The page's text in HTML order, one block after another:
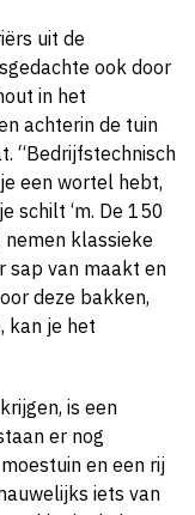
uit de
ook door
in het
achterin de tuin
“Bedrijfstechnisch
een wortel hebt,
schilt ‘m. De 150
klassieke
sap van maakt en
deze bakken,
kan je het
is een
er nog
en een rij
iets van